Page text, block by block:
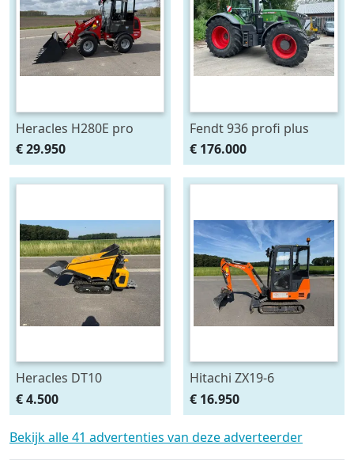
Heracles H280E pro
shovel Nieuw! (bj 2026)
€ 29.950
Fendt 936 profi plus
Gen6 (930,933,939,942)
(bj 2020)
€ 176.000
Heracles DT10
rupsdumper / dumper /
rupskruiwagen
€ 4.500
Hitachi ZX19-6
minigraver NL machine
(bj 2022)
€ 16.950
Bekijk alle 41 advertenties van deze adverteerder